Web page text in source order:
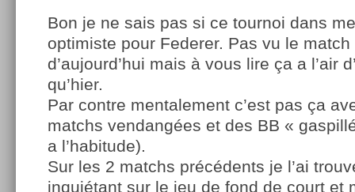
Bon je ne sais pas si ce tournoi dans
optimiste pour Federer. Pas vu le match
d’aujourd’hui mais à vous lire ça a l’air
qu’hier.
Par contre mentalement c’est pas ça
matchs vendangées et des BB «
a l’habitude).
Sur les 2 matchs précédents je l’ai
inquiétant sur le jeu de fond de court et